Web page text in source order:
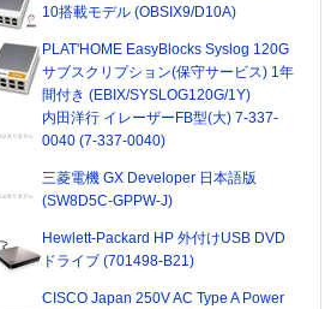
10搭載モデル (OBSIX9/D10A)
PLAT'HOME EasyBlocks Syslog 120G
サブスクリプション(保守サービス) 1年
間付き (EBIX/SYSLOG120G/1Y)
内田洋行 イレーザーFB型(大) 7-337-
0040 (7-337-0040)
三菱電機 GX Developer 日本語版
(SW8D5C-GPPW-J)
Hewlett-Packard HP 外付けUSB DVD
ドライブ (701498-B21)
CISCO Japan 250V AC Type A Power